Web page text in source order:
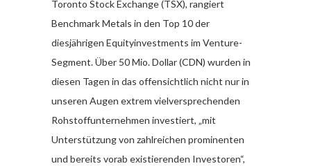
Toronto Stock Exchange (TSX), rangiert
Benchmark Metals in den Top 10 der
diesjährigen Equityinvestments im Venture-
Segment. Über 50 Mio. Dollar (CDN) wurden in
diesen Tagen in das offensichtlich nicht nur in
unseren Augen extrem vielversprechenden
Rohstoffunternehmen investiert, „mit
Unterstützung von zahlreichen prominenten
und bereits vorab existierenden Investoren“,